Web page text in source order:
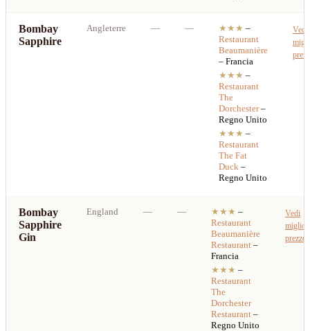
Bombay
Sapphire
Angleterre — — ★★★ –
Restaurant
Beaumanière
– Francia
★★★ –
Restaurant
The
Dorchester–
Regno Unito
★★★ –
Restaurant
The Fat
Duck –
Regno Unito
Vedi
Bombay
Sapphire
Gin
England — — ★★★ –
Restaurant
Beaumanière
Restaurant –
Francia
★★★ –
Restaurant
The
Dorchester
Restaurant –
Regno Unito
Vedi
miglior
prezzo